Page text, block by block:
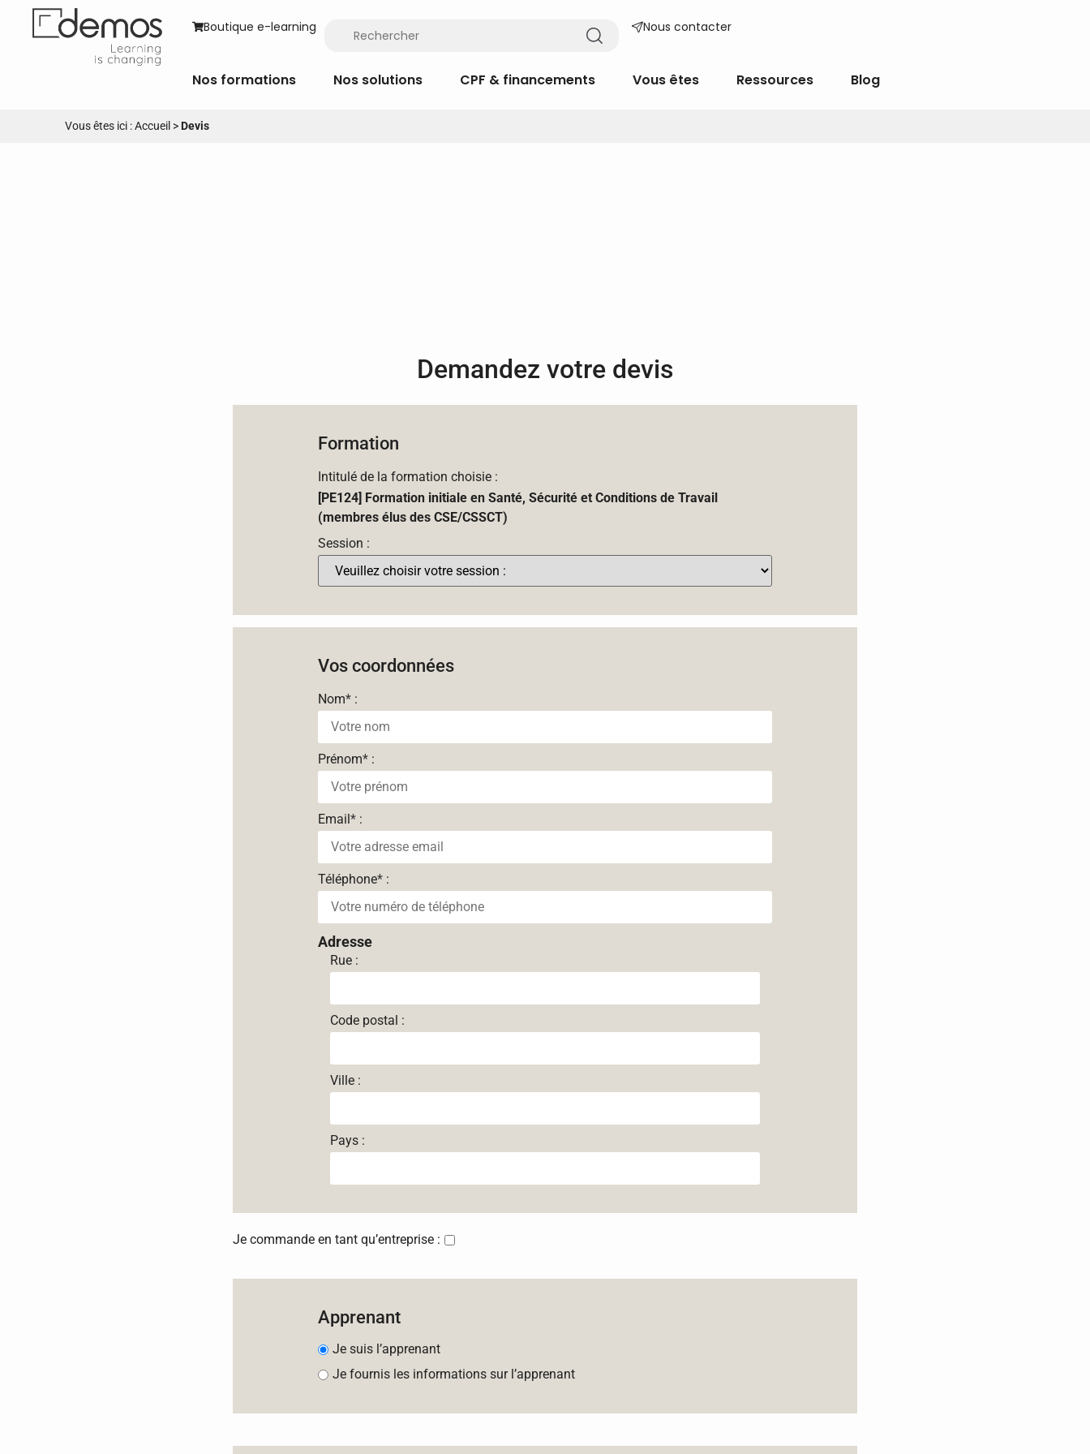
Boutique e-learning Nous contacter
Nos formations Nos solutions CPF & financements Vous êtes Ressources Blog
Vous êtes ici :Accueil >Devis
Demandez votre devis
Formation
Intitulé de la formation choisie :
[PE124] Formation initiale en Santé, Sécurité et Conditions de Travail
(membres élus des CSE/CSSCT)
Session :
Vos coordonnées
Nom* :
Prénom* :
Email* :
Téléphone* :
Adresse
Rue :
Code postal :
Ville :
Pays :
Je commande en tant qu’entreprise :
Apprenant
Je suis l’apprenant
Je fournis les informations sur l’apprenant